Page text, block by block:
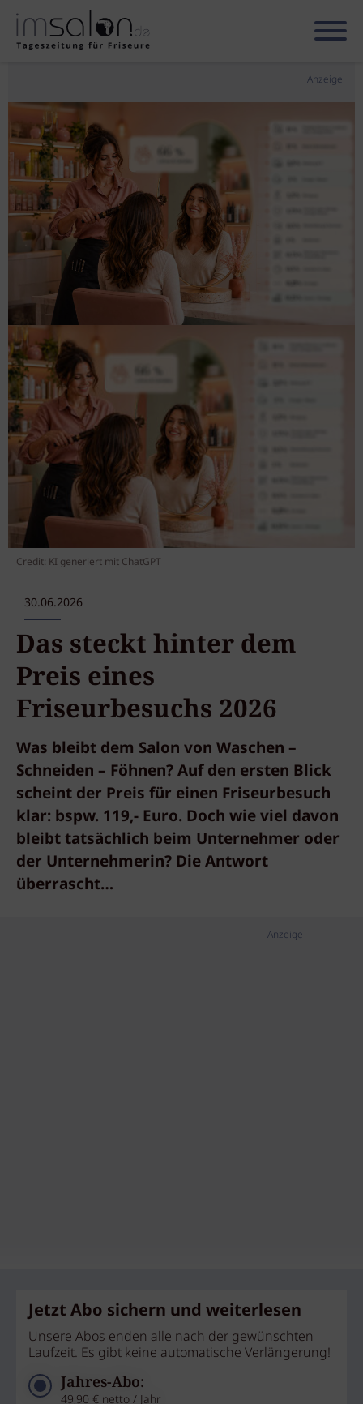
Anzeige
Credit: KI generiert mit ChatGPT
30.06.2026
Das steckt hinter dem
Preis eines
Friseurbesuchs 2026
Was bleibt dem Salon von Waschen –
Schneiden – Föhnen? Auf den ersten Blick
scheint der Preis für einen Friseurbesuch
klar: bspw. 119,- Euro. Doch wie viel davon
bleibt tatsächlich beim Unternehmer oder
der Unternehmerin? Die Antwort
überrascht…
Anzeige
Jetzt Abo sichern und weiterlesen
Unsere Abos enden alle nach der gewünschten
Laufzeit. Es gibt keine automatische Verlängerung!
Jahres-Abo:
49,90 € netto / Jahr